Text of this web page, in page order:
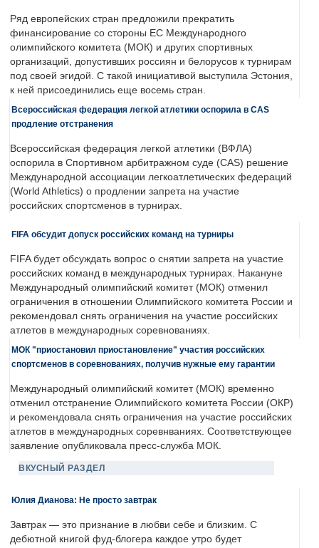
Ряд европейских стран предложили прекратить
финансирование со стороны ЕС Международного
олимпийского комитета (МОК) и других спортивных
организаций, допустивших россиян и белорусов к турнирам
под своей эгидой. С такой инициативой выступила Эстония,
к ней присоединились еще восемь стран.
Всероссийская федерация легкой атлетики оспорила в CAS
продление отстранения
Всероссийская федерация легкой атлетики (ВФЛА)
оспорила в Спортивном арбитражном суде (CAS) решение
Международной ассоциации легкоатлетических федераций
(World Athletics) о продлении запрета на участие
российских спортсменов в турнирах.
FIFA обсудит допуск российских команд на турниры
FIFA будет обсуждать вопрос о снятии запрета на участие
российских команд в международных турнирах. Накануне
Международный олимпийский комитет (МОК) отменил
ограничения в отношении Олимпийского комитета России и
рекомендовал снять ограничения на участие российских
атлетов в международных соревнованиях.
МОК "приостановил приостановление" участия российских
спортсменов в соревнованиях, получив нужные ему гарантии
Международный олимпийский комитет (МОК) временно
отменил отстранение Олимпийского комитета России (ОКР)
и рекомендовала снять ограничения на участие российских
атлетов в международных соревнваниях. Соответствующее
заявление опубликовала пресс-служба МОК.
ВКУСНЫЙ РАЗДЕЛ
Юлия Дианова: Не просто завтрак
Завтрак — это признание в любви себе и близким. С
дебютной книгой фуд-блогера каждое утро будет